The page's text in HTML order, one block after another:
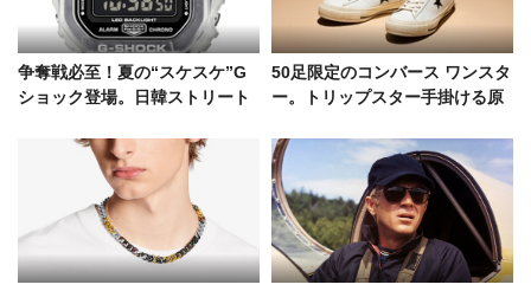
争奪戦必至！夏の“スケスケ”G
ショック登場。日韓ストリート
ルモデル
50足限定のコンバース ワンスタ
ー。トリップスター手掛ける原